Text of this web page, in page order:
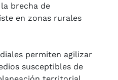
brecha de
en zonas rurales
permiten agilizar
susceptibles de